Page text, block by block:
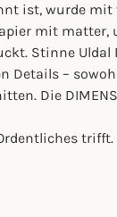
ist, wurde mit
mit matter,
Stinne Uldal
Details –
Die